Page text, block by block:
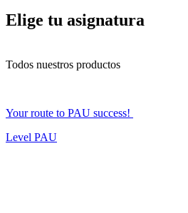
Elige tu asignatura
Todos nuestros productos
Your route to PAU success!
Level PAU